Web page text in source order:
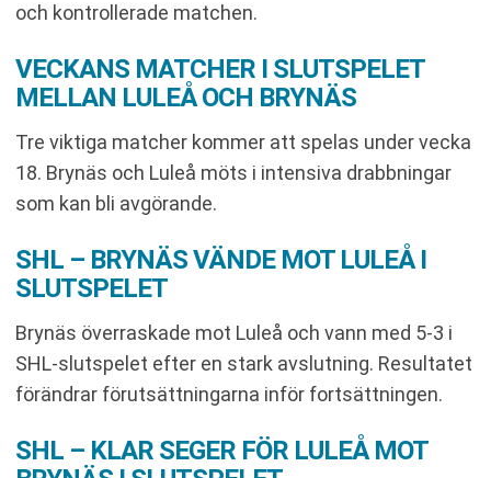
och kontrollerade matchen.
VECKANS MATCHER I SLUTSPELET
MELLAN LULEÅ OCH BRYNÄS
Tre viktiga matcher kommer att spelas under vecka
18. Brynäs och Luleå möts i intensiva drabbningar
som kan bli avgörande.
SHL – BRYNÄS VÄNDE MOT LULEÅ I
SLUTSPELET
Brynäs överraskade mot Luleå och vann med 5-3 i
SHL-slutspelet efter en stark avslutning. Resultatet
förändrar förutsättningarna inför fortsättningen.
SHL – KLAR SEGER FÖR LULEÅ MOT